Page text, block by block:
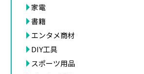
家電
書籍
エンタメ商材
DIY工具
スポーツ用品